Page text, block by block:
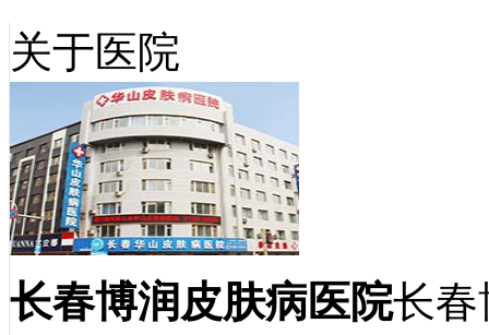
关于医院
长春博润皮肤病医院长春